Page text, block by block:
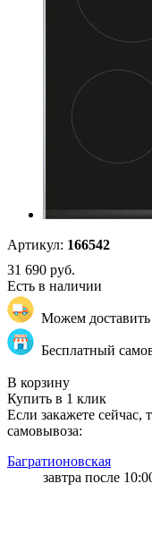
Артикул: 166542
31 690 руб.
Есть в наличии
Можем доставить
Бесплатный
В корзину
Купить в 1 клик
Если закажете сейчас,
самовывоза:
Багратионовская
завтра после